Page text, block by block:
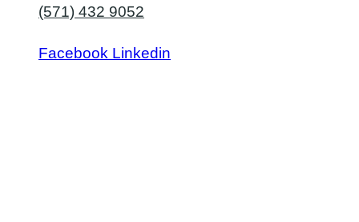
(571) 432 9052
Facebook Linkedin